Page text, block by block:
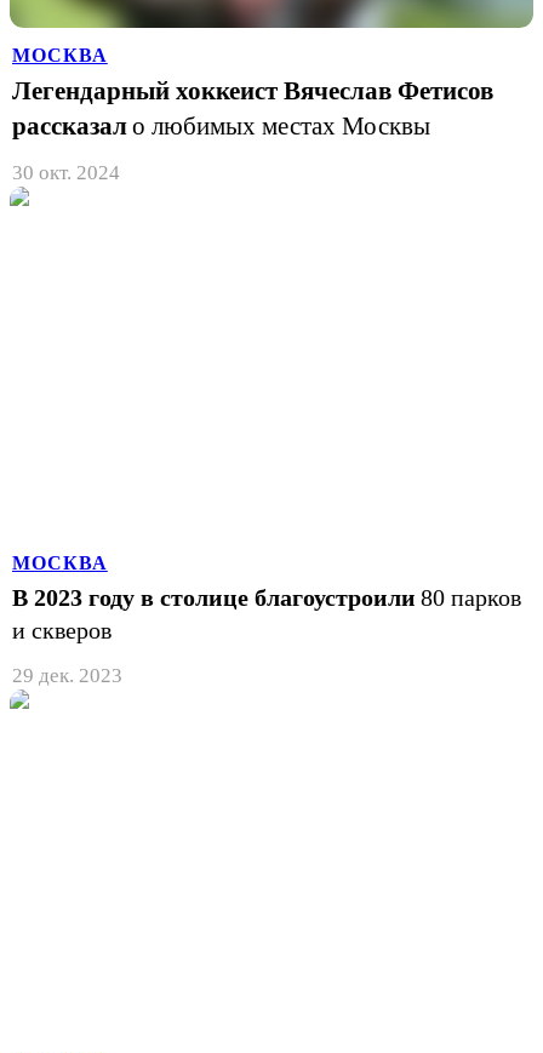
МОСКВА
Легендарный хоккеист Вячеслав Фетисов
рассказало любимых местах Москвы
30 окт. 2024
МОСКВА
В 2023 году в столице благоустроили 80 парков
и скверов
29 дек. 2023